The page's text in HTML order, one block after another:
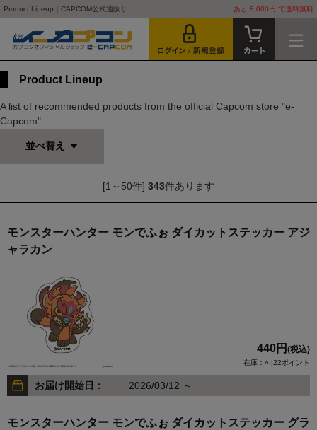
Product Lineup｜CAPCOM公式通販サ... あと 8,000円 で送料無料
Product Lineup
A list of recommended products from the official Capcom store "e-
Capcom".
並べ替え
[1～50件] 343件あります
モンスターハンター モンでふぉ ダイカットステッカー アジ
ャラカン
440円 (税込)
在庫：○ |22ポイント
お届け開始日： 2026/03/12 ～
モンスターハンター モンでふぉ ダイカットステッカー グラ